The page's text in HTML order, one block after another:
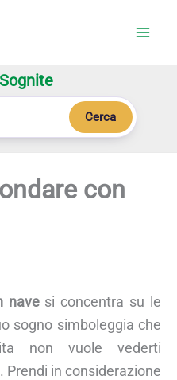
Cerca
con
navesi concentra su le
sogno simboleggia che
non vuole vederti
in considerazione